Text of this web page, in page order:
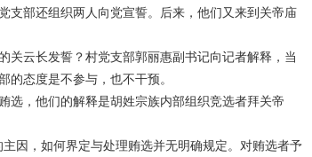
支部还组织两人向党宣誓。后来，他们又来到关帝庙
云长发誓？村党支部郭丽惠副书记向记者解释，当
的态度是不参与，也不干预。
，他们的解释是胡姓宗族内部组织竞选者拜关帝
因，如何界定与处理贿选并无明确规定。对贿选者予